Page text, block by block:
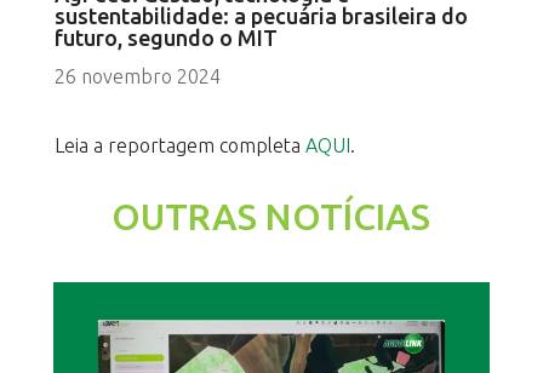
sustentabilidade: a pecuária brasileira do
futuro, segundo o MIT
26 novembro 2024
Leia a reportagem completa AQUI.
OUTRAS NOTÍCIAS